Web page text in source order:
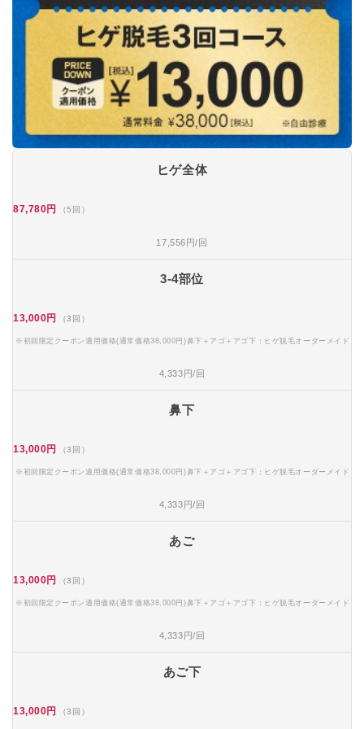
ヒゲ全体
87,780円 （5回）
17,556円/回
3-4部位
13,000円 （3回）
※初回限定クーポン適用価格(通常価格38,000円)鼻下＋アゴ＋アゴ下：ヒゲ脱毛オーダーメイド
4,333円/回
鼻下
13,000円 （3回）
※初回限定クーポン適用価格(通常価格38,000円)鼻下＋アゴ＋アゴ下：ヒゲ脱毛オーダーメイド
4,333円/回
あご
13,000円 （3回）
※初回限定クーポン適用価格(通常価格38,000円)鼻下＋アゴ＋アゴ下：ヒゲ脱毛オーダーメイド
4,333円/回
あご下
13,000円 （3回）